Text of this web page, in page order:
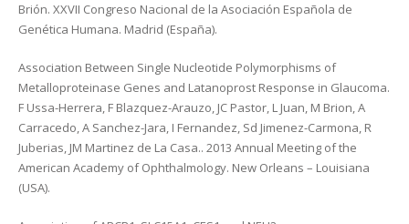
Brión. XXVII Congreso Nacional de la Asociación Española de
Genética Humana. Madrid (España).
Association Between Single Nucleotide Polymorphisms of
Metalloproteinase Genes and Latanoprost Response in Glaucoma.
F Ussa-Herrera, F Blazquez-Arauzo, JC Pastor, L Juan, M Brion, A
Carracedo, A Sanchez-Jara, I Fernandez, Sd Jimenez-Carmona, R
Juberias, JM Martinez de La Casa.. 2013 Annual Meeting of the
American Academy of Ophthalmology. New Orleans – Louisiana
(USA).